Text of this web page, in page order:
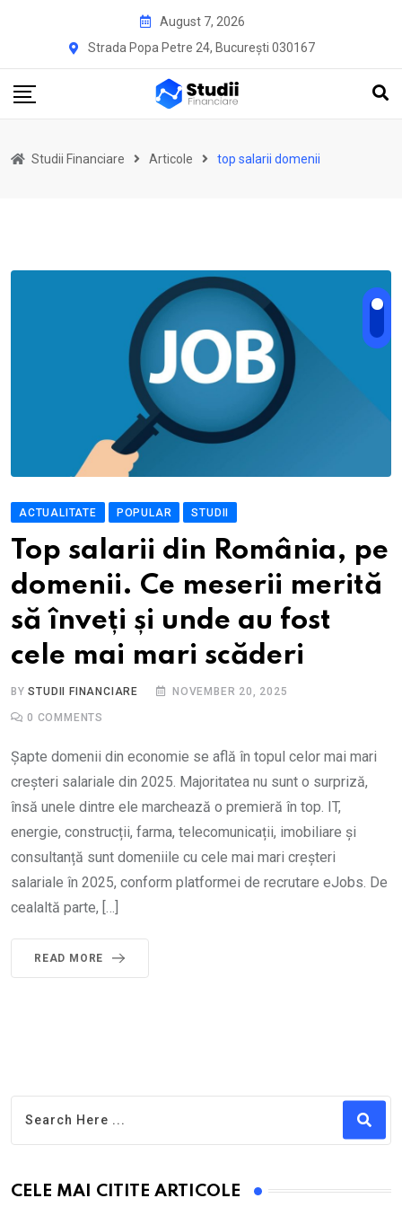
August 7, 2026
Strada Popa Petre 24, București 030167
Studii Financiare Articole top salarii domenii
ACTUALITATE POPULAR STUDII
Top salarii din România, pe
domenii. Ce meserii merită
să înveți și unde au fost
cele mai mari scăderi
BYSTUDII FINANCIARE NOVEMBER 20, 2025
0 COMMENTS
Șapte domenii din economie se află în topul celor mai mari
creșteri salariale din 2025. Majoritatea nu sunt o surpriză,
însă unele dintre ele marchează o premieră în top. IT,
energie, construcții, farma, telecomunicații, imobiliare și
consultanță sunt domeniile cu cele mai mari creșteri
salariale în 2025, conform platformei de recrutare eJobs. De
cealaltă parte, […]
READ MORE
CELE MAI CITITE ARTICOLE